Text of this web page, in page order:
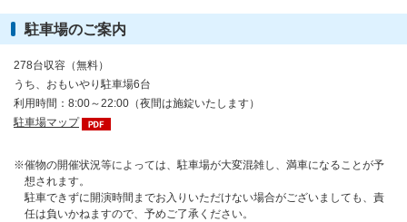
駐車場のご案内
278台収容（無料）
うち、おもいやり駐車場6台
利用時間：8:00～22:00（夜間は施錠いたします）
駐車場マップ
催物の開催状況等によっては、駐車場が大変混雑し、満車になることが予
想されます。
駐車できずに開演時間までお入りいただけない場合がございましても、責
任は負いかねますので、予めご了承ください。